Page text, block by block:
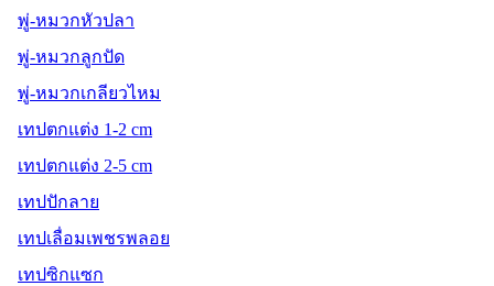
พู่-หมวกหัวปลา
พู่-หมวกลูกปัด
พู่-หมวกเกลียวไหม
เทปตกแต่ง 1-2 cm
เทปตกแต่ง 2-5 cm
เทปปักลาย
เทปเลื่อมเพชรพลอย
เทปซิกแซก